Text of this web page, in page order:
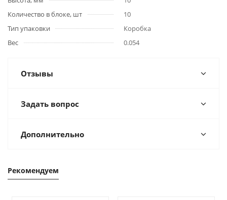
Количество в блоке, шт
10
Тип упаковки
Коробка
Вес
0.054
Отзывы
Задать вопрос
Дополнительно
Рекомендуем